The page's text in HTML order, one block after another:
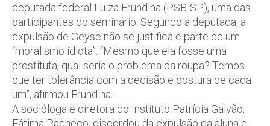
deputada federal Luiza Erundina (PSB-SP), uma das
participantes do seminário. Segundo a deputada, a
expulsão de Geyse não se justifica e parte de um
“moralismo idiota”. “Mesmo que ela fosse uma
prostituta, qual seria o problema da roupa? Temos
que ter tolerância com a decisão e postura de cada
um”, afirmou Erundina.
A socióloga e diretora do Instituto Patrícia Galvão,
Fátima Pacheco, discordou da expulsão da aluna e